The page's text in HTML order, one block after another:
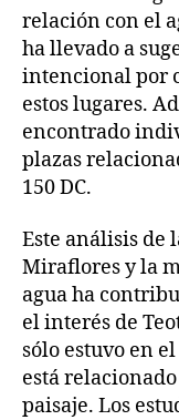
relación con el
ha llevado a
intencional por
estos lugares.
encontrado
plazas
150 DC.
Este análisis de
Miraflores y la
agua ha
el interés de
sólo estuvo en
está
paisaje. Los